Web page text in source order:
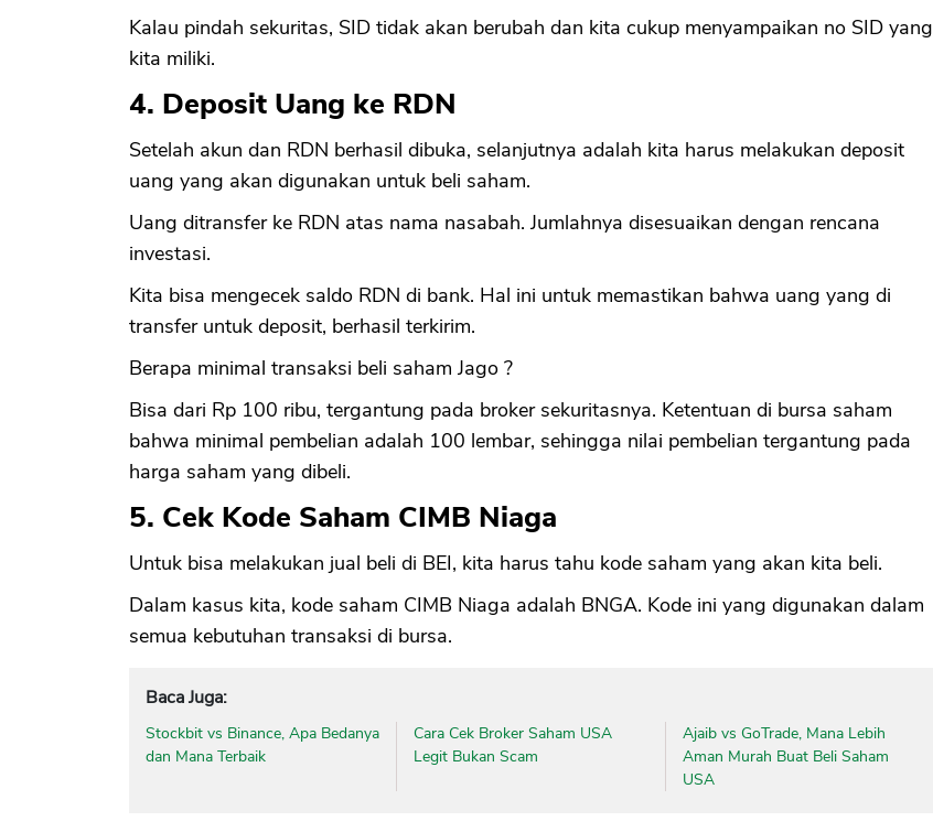
Kalau pindah sekuritas, SID tidak akan berubah dan kita cukup menyampaikan no SID yang
kita miliki.
4. Deposit Uang ke RDN
Setelah akun dan RDN berhasil dibuka, selanjutnya adalah kita harus melakukan deposit
uang yang akan digunakan untuk beli saham.
Uang ditransfer ke RDN atas nama nasabah. Jumlahnya disesuaikan dengan rencana
investasi.
Kita bisa mengecek saldo RDN di bank. Hal ini untuk memastikan bahwa uang yang di
transfer untuk deposit, berhasil terkirim.
Berapa minimal transaksi beli saham Jago ?
Bisa dari Rp 100 ribu, tergantung pada broker sekuritasnya. Ketentuan di bursa saham
bahwa minimal pembelian adalah 100 lembar, sehingga nilai pembelian tergantung pada
harga saham yang dibeli.
5. Cek Kode Saham CIMB Niaga
Untuk bisa melakukan jual beli di BEI, kita harus tahu kode saham yang akan kita beli.
Dalam kasus kita, kode saham CIMB Niaga adalah BNGA. Kode ini yang digunakan dalam
semua kebutuhan transaksi di bursa.
Baca Juga:
Stockbit vs Binance, Apa Bedanya
dan Mana Terbaik
Cara Cek Broker Saham USA
Legit Bukan Scam
Ajaib vs GoTrade, Mana Lebih
Aman Murah Buat Beli Saham
USA